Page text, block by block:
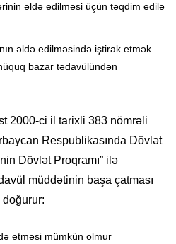
əldə edilməsi üçün təqdim edilə
əldə edilməsində iştirak etmək
bazar tədavülündən
2000-ci il tarixli 383 nömrəli
Respublikasında Dövlət
Dövlət Proqramı” ilə
müddətinin başa çatması
doğurur:
etməsi mümkün olmur